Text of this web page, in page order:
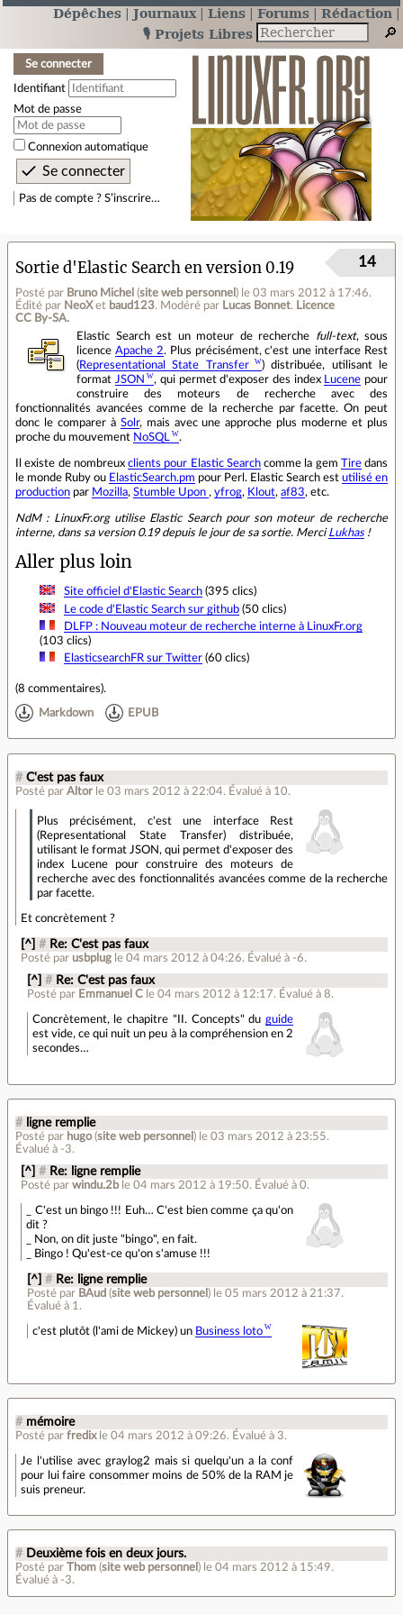
Dépêches Journaux Liens Forums
Rédaction
🎙️ Projets Libres
Se connecter
Identifiant
Mot de passe
Connexion automatique
Pas de compte ? S’inscrire…
Sortie d'Elastic Search en version 0.19
Posté par Bruno Michel (site web personnel ) le 03 mars 2012 à 17:46.
Édité par NeoX et baud123. Modéré par Lucas Bonnet. Licence
CC By‑SA.
14
Elastic Search est un moteur de recherche full-text, sous
licence Apache 2. Plus précisément, c'est une interface Rest
(Representational State Transfer
) distribuée, utilisant le
format JSON , qui permet d'exposer des index Lucene pour
construire des moteurs de recherche avec des
fonctionnalités avancées comme de la recherche par facette. On peut
donc le comparer à Solr, mais avec une approche plus moderne et plus
proche du mouvement NoSQL .
Il existe de nombreux clients pour Elastic Searchcomme la gem Tiredans
le monde Ruby ou ElasticSearch.pm pour Perl. Elastic Search est utilisé en
production par Mozilla, Stumble Upon , yfrog, Klout, af83, etc.
NdM : LinuxFr.org utilise Elastic Search pour son moteur de recherche
interne, dans sa version 0.19 depuis le jour de sa sortie. MerciLukhas!
Aller plus loin
Site officiel d'Elastic Search(395 clics)
Le code d'Elastic Search sur github(50 clics)
DLFP : Nouveau moteur de recherche interne à LinuxFr.org
(103 clics)
ElasticsearchFR sur Twitter(60 clics)
(8 commentaires).
Markdown EPUB
# C'est pas faux
Posté par Altor le 03 mars 2012 à 22:04. Évalué à 10.
Plus précisément, c'est une interface Rest
(Representational State Transfer) distribuée,
utilisant le format JSON, qui permet d'exposer des
index Lucene pour construire des moteurs de
recherche avec des fonctionnalités avancées comme de la recherche
par facette.
Et concrètement ?
[^] # Re: C'est pas faux
Posté par usbplug le 04 mars 2012 à 04:26. Évalué à -6.
[^] # Re: C'est pas faux
Posté par Emmanuel C le 04 mars 2012 à 12:17. Évalué à 8.
Concrètement, le chapitre "II. Concepts" du guide
est vide, ce qui nuit un peu à la compréhension en 2
secondes…
# ligne remplie
Posté par hugo(site web personnel ) le 03 mars 2012 à 23:55.
Évalué à -3.
[^] # Re: ligne remplie
Posté parwindu.2b le 04 mars 2012 à 19:50. Évalué à0.
_ C'est un bingo !!! Euh… C'est bien comme ça qu'on
dit ?
_ Non, on dit juste "bingo", en fait.
_ Bingo ! Qu'est-ce qu'on s'amuse !!!
[^] # Re: ligne remplie
Posté par BAud (site web personnel ) le 05 mars 2012 à 21:37.
Évalué à 1 .
c'est plutôt (l'ami de Mickey) un Business loto
# mémoire
Posté par fredix le 04 mars 2012 à 09:26. Évalué à 3.
Je l'utilise avec graylog2 mais si quelqu'un a la conf
pour lui faire consommer moins de 50% de la RAM je
suis preneur.
# Deuxième fois en deux jours.
Posté par Thom (site web personnel ) le 04 mars 2012 à 15:49.
Évalué à -3.